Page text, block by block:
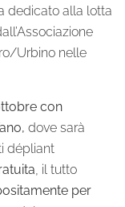
dedicato alla lotta
Urbino nelle
con
dove sarà
dépliant
, il tutto
per